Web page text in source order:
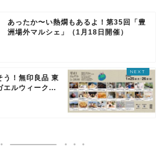
あったか〜い熱燗もあるよ！第35回「豊
洲場外マルシェ」（1月18日開催）
う！無印良品 東
エルウィーク...